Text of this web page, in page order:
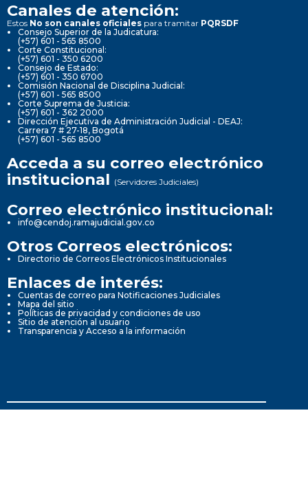
Canales de atención:
Estos No son canales oficiales para tramitar PQRSDF
Consejo Superior de la Judicatura:
(+57) 601 - 565 8500
Corte Constitucional:
(+57) 601 - 350 6200
Consejo de Estado:
(+57) 601 - 350 6700
Comisión Nacional de Disciplina Judicial:
(+57) 601 - 565 8500
Corte Suprema de Justicia:
(+57) 601 - 362 2000
Dirección Ejecutiva de Administración Judicial - DEAJ:
Carrera 7 # 27-18, Bogotá
(+57) 601 - 565 8500
Acceda a su correo electrónico
institucional (Servidores Judiciales)
Correo electrónico institucional:
info@cendoj.ramajudicial.gov.co
Otros Correos electrónicos:
Directorio de Correos Electrónicos Institucionales
Enlaces de interés:
Cuentas de correo para Notificaciones Judiciales
Mapa del sitio
Políticas de privacidad y condiciones de uso
Sitio de atención al usuario
Transparencia y Acceso a la información